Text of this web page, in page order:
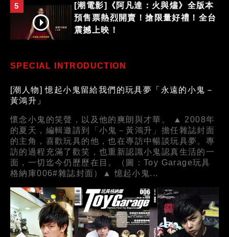
5
[潮電影]《阿凡達：火與燼》全版本
預售票熱烈開賣！搶限量好禮！全台
震撼上映！
SPECIAL INTRODUCTION
[潮人物] 憶起小鬼留給我們的玩具夢「永遠的小鬼－
黃鴻升」
懷念小鬼的笑聲，以及他的爽朗與才華。 ▲ 2008年
的夏天，編輯邀請到「小鬼－黃鴻升」擔任雜誌封面
的主角，喜歡玩具的他，也在專訪中暢談玩具夢。專
訪的過程充滿了歡笑，也重新認識小鬼認真生活的一
面，一切迄今仍歷歷在目。（圖：Toy Garage玩具
格納庫006#雜誌封面）▲ 憶起小鬼...